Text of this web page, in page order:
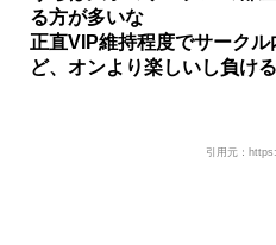
る方が多いな
正直VIP維持程度でサーク
ど、オンより楽しいし負け
引用元：